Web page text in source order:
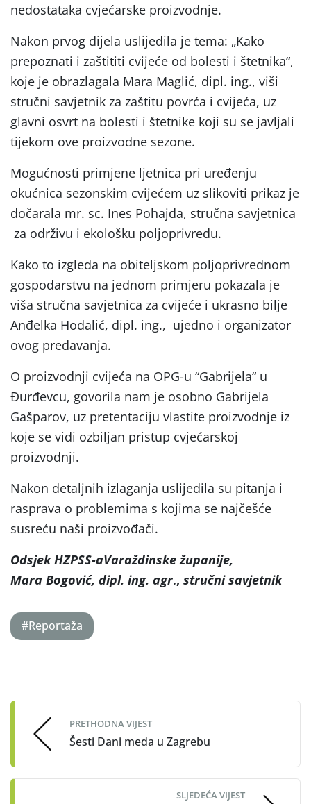
nedostataka cvjećarske proizvodnje.
Nakon prvog dijela uslijedila je tema: „Kako
prepoznati i zaštititi cvijeće od bolesti i štetnika“,
koje je obrazlagala Mara Maglić, dipl. ing., viši
stručni savjetnik za zaštitu povrća i cvijeća, uz
glavni osvrt na bolesti i štetnike koji su se javljali
tijekom ove proizvodne sezone.
Mogućnosti primjene ljetnica pri uređenju
okućnica sezonskim cvijećem uz slikoviti prikaz je
dočarala mr. sc. Ines Pohajda, stručna savjetnica
za održivu i ekološku poljoprivredu.
Kako to izgleda na obiteljskom poljoprivrednom
gospodarstvu na jednom primjeru pokazala je
viša stručna savjetnica za cvijeće i ukrasno bilje
Anđelka Hodalić, dipl. ing., ujedno i organizator
ovog predavanja.
O proizvodnji cvijeća na OPG-u “Gabrijela“ u
Đurđevcu, govorila nam je osobno Gabrijela
Gašparov, uz pretentaciju vlastite proizvodnje iz
koje se vidi ozbiljan pristup cvjećarskoj
proizvodnji.
Nakon detaljnih izlaganja uslijedila su pitanja i
rasprava o problemima s kojima se najčešće
susreću naši proizvođači.
Odsjek HZPSS-aVaraždinske županije,
Mara Bogović, dipl. ing. agr., stručni savjetnik
#Reportaža
navigation
PRETHODNA VIJEST
Šesti Dani meda u Zagrebu
SLJEDEĆA VIJEST